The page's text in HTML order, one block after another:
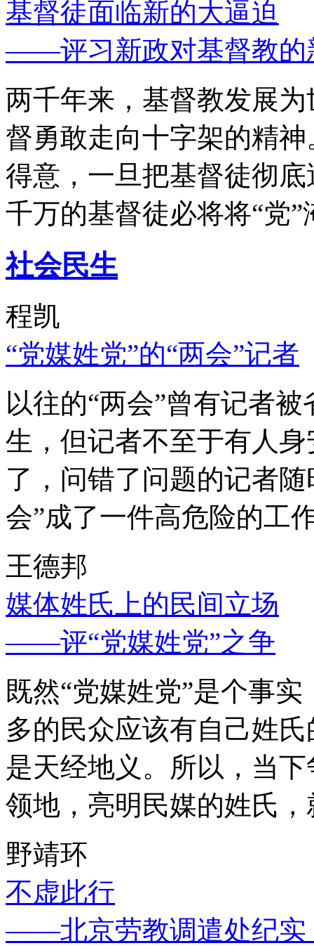
基督徒面临新的大逼迫
——评习新政对基督教的
两千年来，基督教发展
督勇敢走向十字架的精
得意，一旦把基督徒彻
千万的基督徒必将将“党”
社会民生
程凯
“党媒姓党”的“两会”记者
以往的“两会”曾有记者
生，但记者不至于有人
了，问错了问题的记者
会”成了一件高危险的工
王德邦
媒体姓氏上的民间立场
——评“党媒姓党”之争
既然“党媒姓党”是个事
多的民众应该有自己姓
是天经地义。所以，当
领地，亮明民媒的姓氏
野靖环
不虚此行
——北京劳教调遣处纪实